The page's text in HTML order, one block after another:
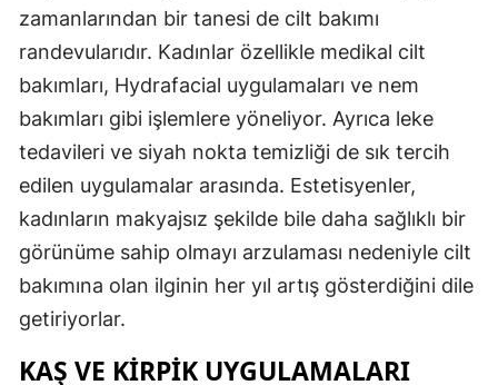
zamanlarından bir tanesi de cilt bakımı
randevularıdır. Kadınlar özellikle medikal cilt
bakımları, Hydrafacial uygulamaları ve nem
bakımları gibi işlemlere yöneliyor. Ayrıca leke
tedavileri ve siyah nokta temizliği de sık tercih
edilen uygulamalar arasında. Estetisyenler,
kadınların makyajsız şekilde bile daha sağlıklı bir
görünüme sahip olmayı arzulaması nedeniyle cilt
bakımına olan ilginin her yıl artış gösterdiğini dile
getiriyorlar.
KAŞ VE KIRPIK UYGULAMALARI